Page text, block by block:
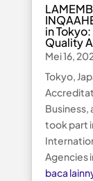
in
Quality
Mei 16,
Tokyo,
Business,
took part
Agencies
baca